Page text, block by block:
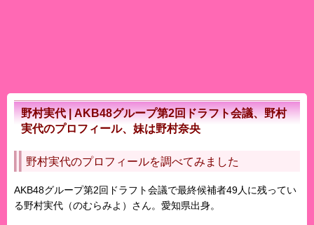
野村実代 | AKB48グループ第2回ドラフト会議、野村
実代のプロフィール、妹は野村奈央
野村実代のプロフィールを調べてみました
AKB48グループ第2回ドラフト会議で最終候補者49人に残ってい
る野村実代 （のむらみよ）さん。愛知県出身。